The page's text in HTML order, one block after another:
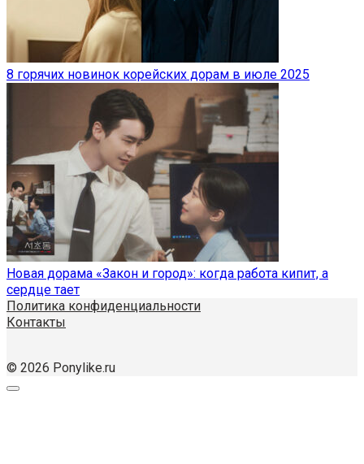
8 горячих новинок корейских дорам в июле 2025
Новая дорама «Закон и город»: когда работа кипит, а
сердце тает
Политика конфиденциальности
Контакты
© 2026 Ponylike.ru